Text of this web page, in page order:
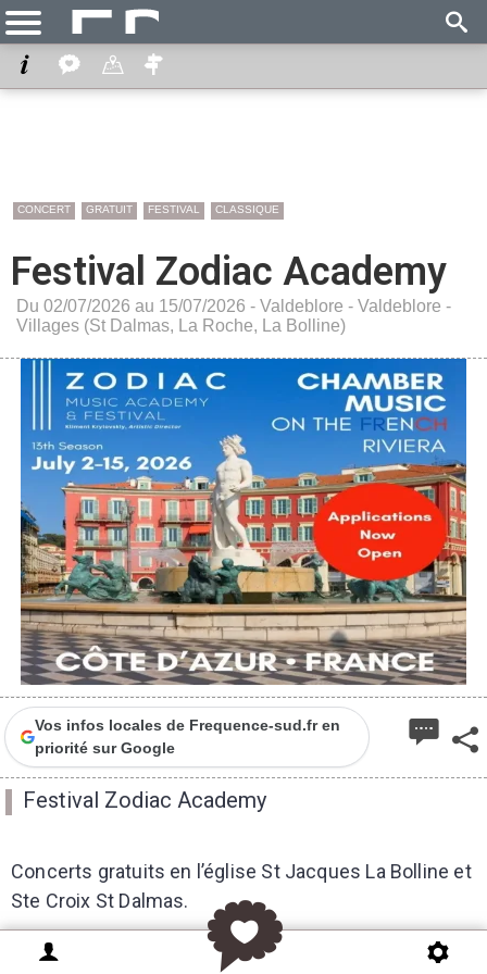
CONCERT GRATUIT FESTIVAL CLASSIQUE
Festival Zodiac Academy
Du 02/07/2026 au 15/07/2026 - Valdeblore - Valdeblore -
Villages (St Dalmas, La Roche, La Bolline)
Vos infos locales de Frequence-sud.fr en
priorité sur Google
Festival Zodiac Academy
Concerts gratuits en l’église St Jacques La Bolline et
Ste Croix St Dalmas.
AGENDA